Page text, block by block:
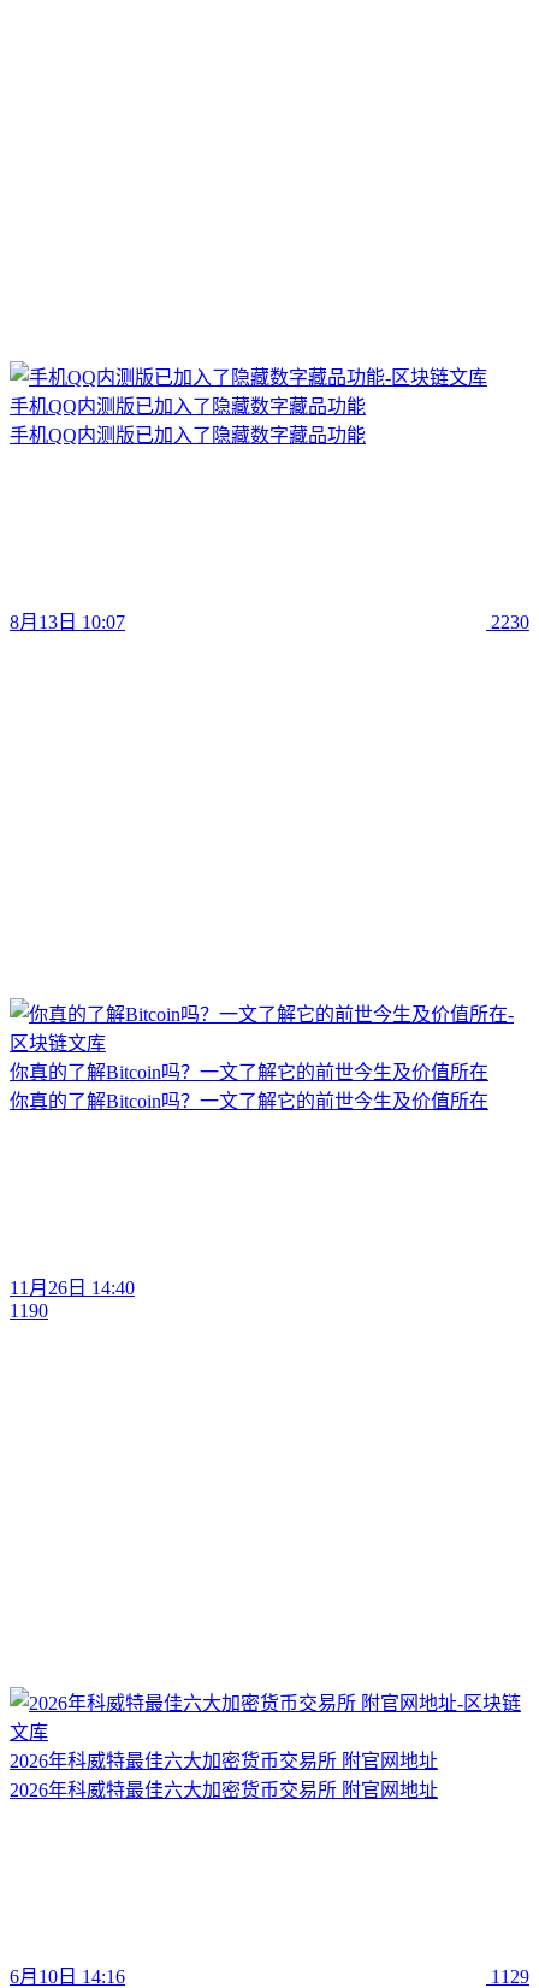
手机QQ内测版已加入了隐藏数字藏品功能
手机QQ内测版已加入了隐藏数字藏品功能
8月13日 10:07 2230
你真的了解Bitcoin吗？一文了解它的前世今生及价值所在
你真的了解Bitcoin吗？一文了解它的前世今生及价值所在
11月26日 14:40
1190
2026年科威特最佳六大加密货币交易所 附官网地址
2026年科威特最佳六大加密货币交易所 附官网地址
6月10日 14:16 1129